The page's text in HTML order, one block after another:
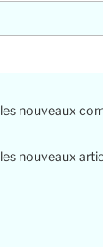
nouveaux
nouveaux